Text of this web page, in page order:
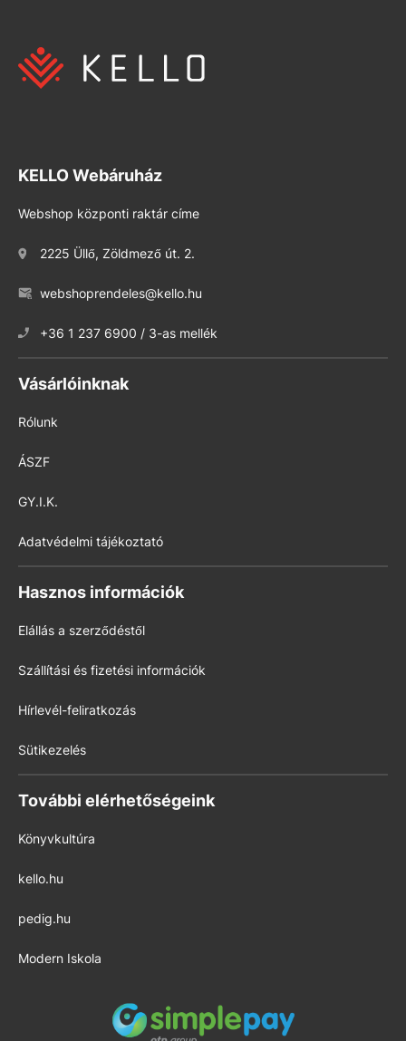
KELLO Webáruház
Webshop központi raktár címe
2225 Üllő, Zöldmező út. 2.
webshoprendeles@kello.hu
+36 1 237 6900 / 3-as mellék
Vásárlóinknak
Rólunk
ÁSZF
GY.I.K.
Adatvédelmi tájékoztató
Hasznos információk
Elállás a szerződéstől
Szállítási és fizetési információk
Hírlevél-feliratkozás
Sütikezelés
További elérhetőségeink
Könyvkultúra
kello.hu
pedig.hu
Modern Iskola